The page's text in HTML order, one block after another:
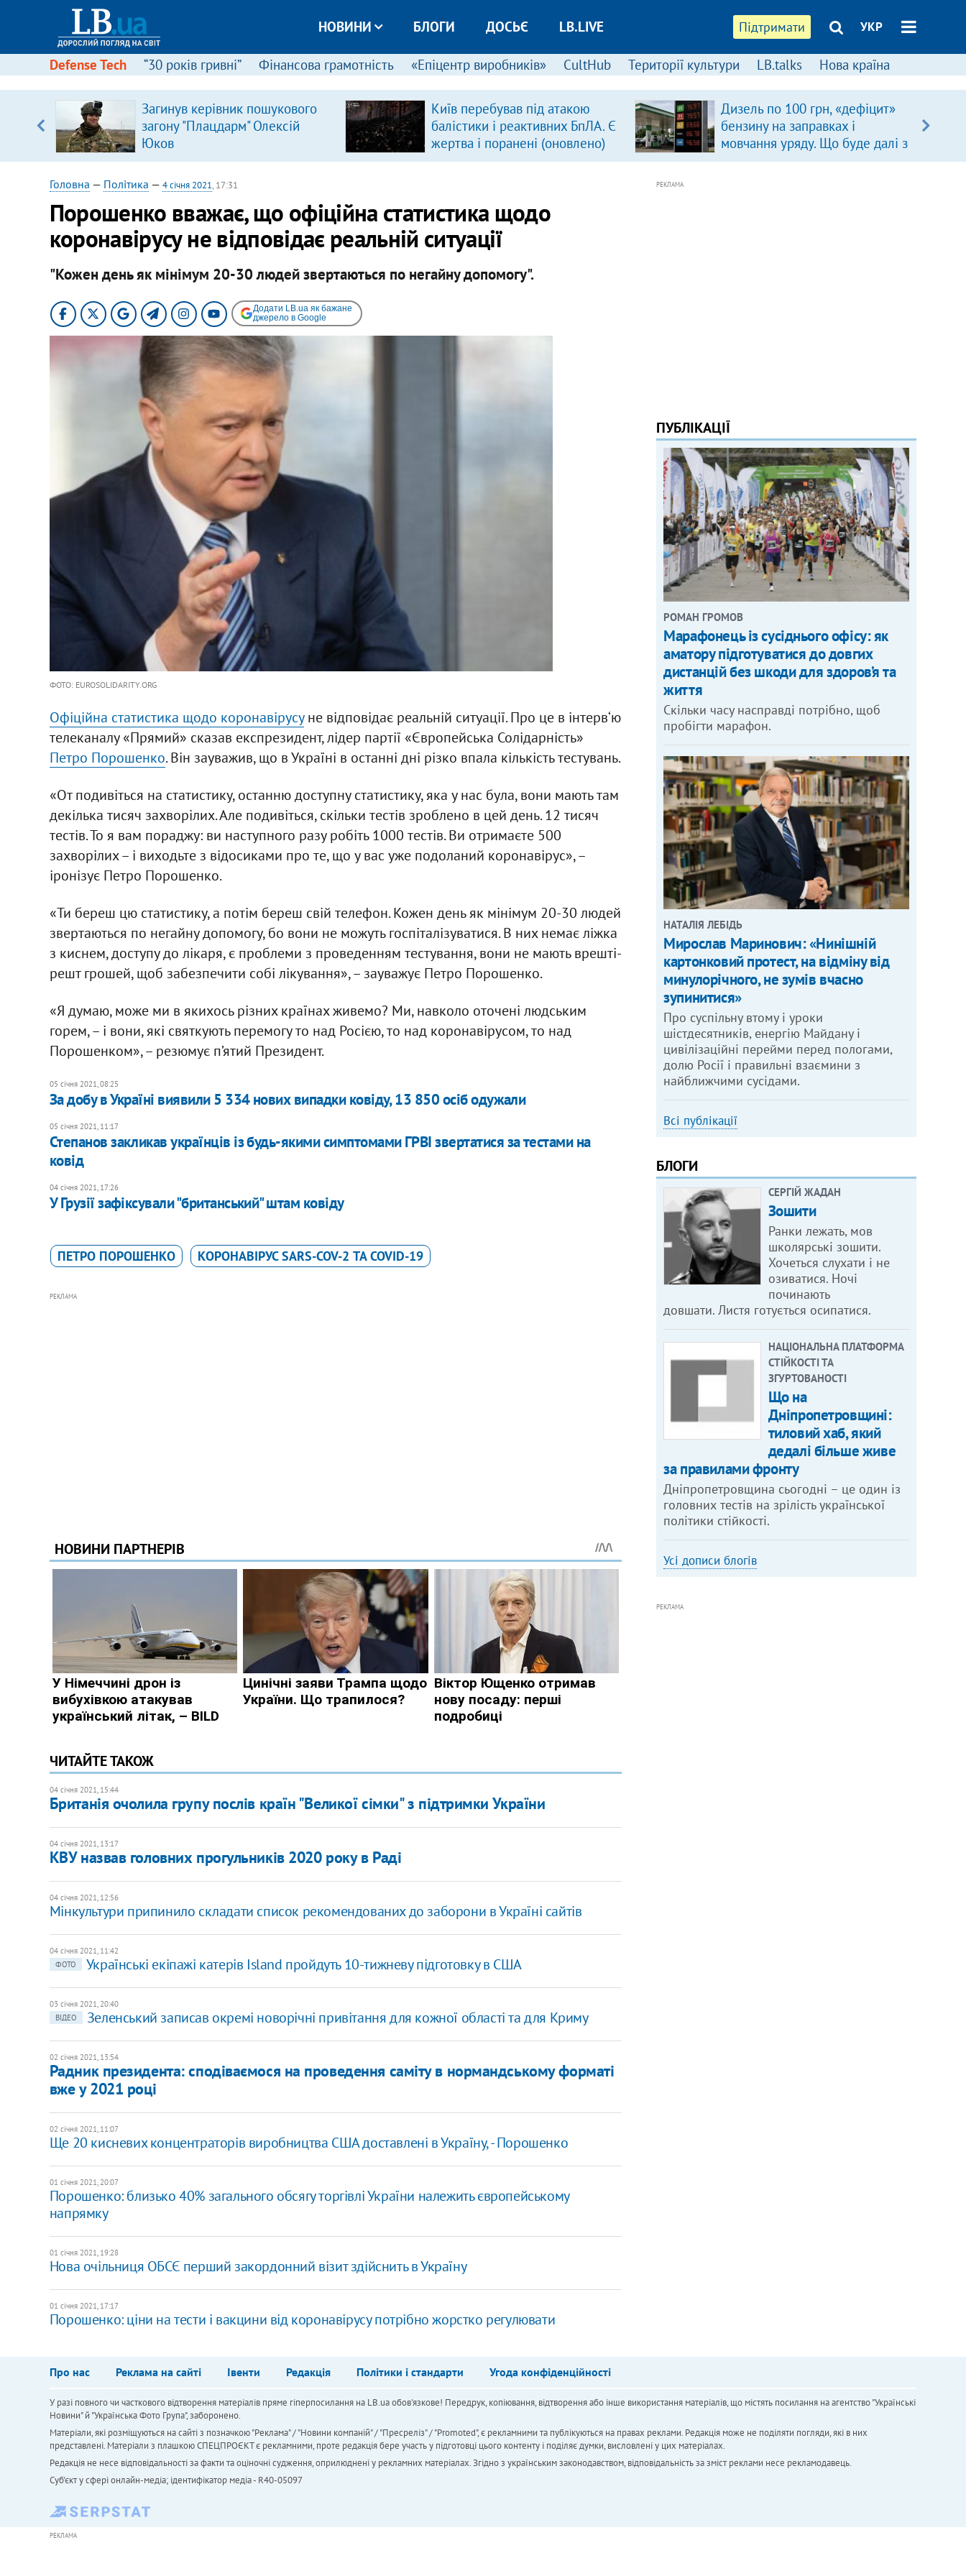
Підтримати УКР
НОВИНИ БЛОГИ ДОСЬЄ LB.LIVE
Defense Tech “30 років гривні” Фінансова грамотність «Епіцентр виробників» CultHub Території культури LB.talks Нова країна
Загинув керівник пошукового
загону "Плацдарм" Олексій
Юков
Київ перебував під атакою
балістики і реактивних БпЛА. Є
жертва і поранені (оновлено)
Дизель по 100 грн, «дефіцит»
бензину на заправках і
мовчання уряду. Що буде далі з
цінами на пальне?
Головна — Політика — 4 січня 2021, 17:31
Порошенко вважає, що офіційна статистика щодо
коронавірусу не відповідає реальній ситуації
"Кожен день як мінімум 20-30 людей звертаються по негайну допомогу".
Додати LB.ua як бажане
джерело в Google
ФОТО: EUROSOLIDARITY.ORG
Офіційна статистика щодо коронавірусуне відповідає реальній ситуації. Про це в інтерв‘ю
телеканалу «Прямий» сказав експрезидент, лідер партії «Європейська Солідарність»
Петро Порошенко. Він зауважив, що в Україні в останні дні різко впала кількість тестувань.
«От подивіться на статистику, останню доступну статистику, яка у нас була, вони мають там
декілька тисяч захворілих. Але подивіться, скільки тестів зроблено в цей день. 12 тисяч
тестів. То я вам пораджу: ви наступного разу робіть 1000 тестів. Ви отримаєте 500
захворілих – і виходьте з відосиками про те, що у вас уже подоланий коронавірус», –
іронізує Петро Порошенко.
«Ти береш цю статистику, а потім береш свій телефон. Кожен день як мінімум 20-30 людей
звертаються по негайну допомогу, бо вони не можуть госпіталізуватися. В них немає ліжка
з киснем, доступу до лікаря, є проблеми з проведенням тестування, вони не мають врешті-
решт грошей, щоб забезпечити собі лікування», – зауважує Петро Порошенко.
«Я думаю, може ми в якихось різних країнах живемо? Ми, навколо оточені людським
горем, – і вони, які святкують перемогу то над Росією, то над коронавірусом, то над
Порошенком», – резюмує п’ятий Президент.
05 січня 2021, 08:25
За добу в Україні виявили 5 334 нових випадки ковіду, 13 850 осіб одужали
05 січня 2021, 11:17
​Степанов закликав українців із будь-якими симптомами ГРВІ звертатися за тестами на
ковід
04 січня 2021, 17:26
У Грузії зафіксували "британський" штам ковіду
ПЕТРО ПОРОШЕНКО КОРОНАВІРУС SARS-COV-2 ТА COVID-19
РЕКЛАМА
ЧИТАЙТЕ ТАКОЖ
04 січня 2021, 15:44
Британія очолила групу послів країн "Великої сімки" з підтримки України
04 січня 2021, 13:17
КВУ назвав головних прогульників 2020 року в Раді
04 січня 2021, 12:56
Мінкультури припинило складати список рекомендованих до заборони в Україні сайтів
04 січня 2021, 11:42
ФОТО
Українські екіпажі катерів Island пройдуть 10-тижневу підготовку в США
03 січня 2021, 20:40
ВІДЕО
Зеленський записав окремі новорічні привітання для кожної області та для Криму
02 січня 2021, 13:54
Радник президента: сподіваємося на проведення саміту в нормандському форматі
вже у 2021 році
02 січня 2021, 11:07
Ще 20 кисневих концентраторів виробництва США доставлені в Україну, - Порошенко
01 січня 2021, 20:07
Порошенко: близько 40% загального обсягу торгівлі України належить європейському
напрямку
01 січня 2021, 19:28
Нова очільниця ОБСЄ перший закордонний візит здійснить в Україну
01 січня 2021, 17:17
Порошенко: ціни на тести і вакцини від коронавірусу потрібно жорстко регулювати
РЕКЛАМА
ПУБЛІКАЦІЇ
РОМАН ГРОМОВ
Марафонець із сусіднього офісу: як
аматору підготуватися до довгих
дистанцій без шкоди для здоров’я та
життя
Скільки часу насправді потрібно, щоб
пробігти марафон.
НАТАЛІЯ ЛЕБІДЬ
Мирослав Маринович: «Нинішній
картонковий протест, на відміну від
минулорічного, не зумів вчасно
зупинитися»
Про суспільну втому і уроки
шістдесятників, енергію Майдану і
цивілізаційні перейми перед пологами,
долю Росії і правильні взаємини з
найближчими сусідами.
Всі публікації
БЛОГИ
СЕРГІЙ ЖАДАН
Зошити
Ранки лежать, мов
школярські зошити.
Хочеться слухати і не
озиватися. Ночі
починають
довшати. Листя готується осипатися.
НАЦІОНАЛЬНА ПЛАТФОРМА
СТІЙКОСТІ ТА
ЗГУРТОВАНОСТІ
Що на
Дніпропетровщині:
тиловий хаб, який
дедалі більше живе
за правилами фронту
Дніпропетровщина сьогодні – це один із
головних тестів на зрілість української
політики стійкості.
Усі дописи блогів
РЕКЛАМА
Про нас Реклама на сайті Івенти Редакція Політики і стандарти Угода конфіденційності
У разі повного чи часткового відтворення матеріалів пряме гіперпосилання на LB.ua обов'язкове! Передрук, копіювання, відтворення або інше використання матеріалів, що містять посилання на агентство "Українськi
Новини" й "Українська Фото Група", заборонено.
Матеріали, які розміщуються на сайті з позначкою "Реклама" / "Новини компаній" / "Пресреліз" / "Promoted", є рекламними та публікуються на правах реклами. Редакція може не поділяти погляди, які в них
представлені. Матеріали з плашкою СПЕЦПРОЄКТ є рекламними, проте редакція бере участь у підготовці цього контенту і поділяє думки, висловлені у цих матеріалах.
Редакція не несе відповідальності за факти та оціночні судження, оприлюднені у рекламних матеріалах. Згідно з українським законодавством, відповідальність за зміст реклами несе рекламодавець.
Cуб'єкт у сфері онлайн-медіа; ідентифікатор медіа - R40-05097
РЕКЛАМА